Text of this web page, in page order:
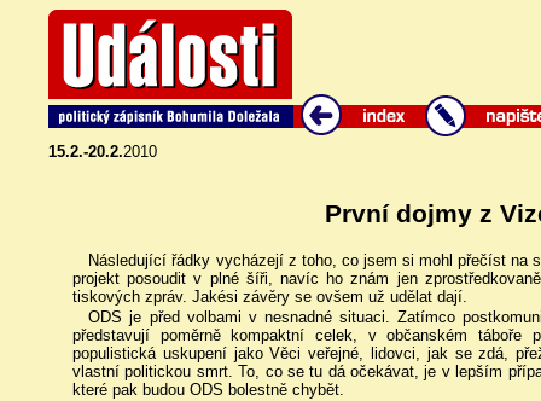
15.2.-20.2.2010
První dojmy z
Následující řádky vycházejí z toho, co jsem si mohl přečíst na
projekt posoudit v plné šíři, navíc ho znám jen
tiskových zpráv. Jakési závěry se ovšem už udělat dají.
ODS je před volbami v nesnadné situaci. Zatímco
představují poměrně kompaktní celek, v občanském táboře
populistická uskupení jako Věci veřejné, lidovci, jak se zdá,
vlastní politickou smrt. To, co se tu dá očekávat, je v lepším
které pak budou ODS bolestně chybět.